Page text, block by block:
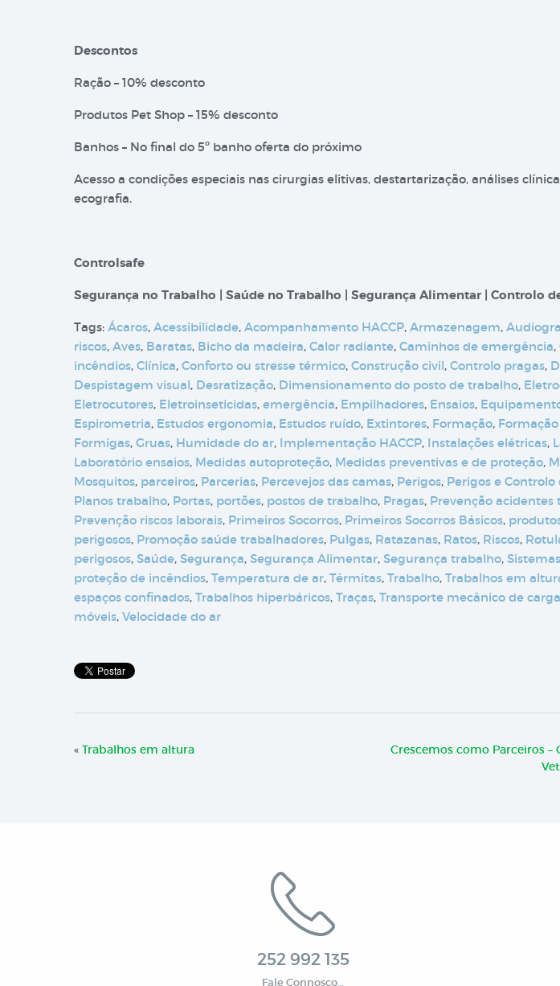
Descontos
Ração – 10% desconto
Produtos Pet Shop – 15% desconto
Banhos – No final do 5º banho oferta do próximo
Acesso a condições especiais nas cirurgias elitivas, destartarização, análises
ecografia.
Controlsafe
Segurança no Trabalho | Saúde no Trabalho | Segurança Alimentar | Controlo
Tags: Ácaros, Acessibilidade, Acompanhamento HACCP, Armazenagem,
riscos, Aves, Baratas, Bicho da madeira, Calor radiante, Caminhos de emergência,
incêndios, Clínica, Conforto ou stresse térmico, Construção civil, Controlo pragas,
Despistagem visual, Desratização, Dimensionamento do posto de trabalho,
Eletrocutores, Eletroinseticidas, emergência, Empilhadores, Ensaios,
Espirometria, Estudos ergonomia, Estudos ruído, Extintores, Formação,
Formigas, Gruas, Humidade do ar, Implementação HACCP, Instalações elétricas,
Laboratório ensaios, Medidas autoproteção, Medidas preventivas e de proteção,
Mosquitos, parceiros, Parcerias, Percevejos das camas, Perigos, Perigos e
Planos trabalho, Portas, portões, postos de trabalho, Pragas, Prevenção acidentes
Prevenção riscos laborais, Primeiros Socorros, Primeiros Socorros Básicos,
perigosos, Promoção saúde trabalhadores, Pulgas, Ratazanas, Ratos, Riscos,
perigosos, Saúde, Segurança, Segurança Alimentar, Segurança trabalho,
proteção de incêndios, Temperatura de ar, Térmitas, Trabalho, Trabalhos em
espaços confinados, Trabalhos hiperbáricos, Traças, Transporte mecânico de
móveis, Velocidade do ar
« Trabalhos em altura
Crescemos como Parceiros –
252 992 135
Fale Connosco…